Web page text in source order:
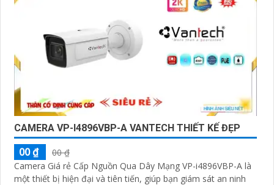
CAMERA VP-I4896VBP-A VANTECH THIẾT KẾ ĐẸP
00 ₫
00 ₫
Camera Giá rẻ Cấp Nguồn Qua Dây Mạng VP-i4896VBP-A là
một thiết bị hiện đại và tiên tiến, giúp bạn giám sát an ninh